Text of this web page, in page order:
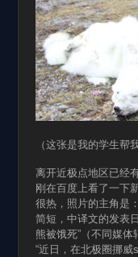
（这张是我的学生帮
离开近极点地区已经
刚在百度上看了一下
很热，照片的主角是
简短，中译文的发表
熊被饿死”（不同媒
“近日，在北极圈挪威